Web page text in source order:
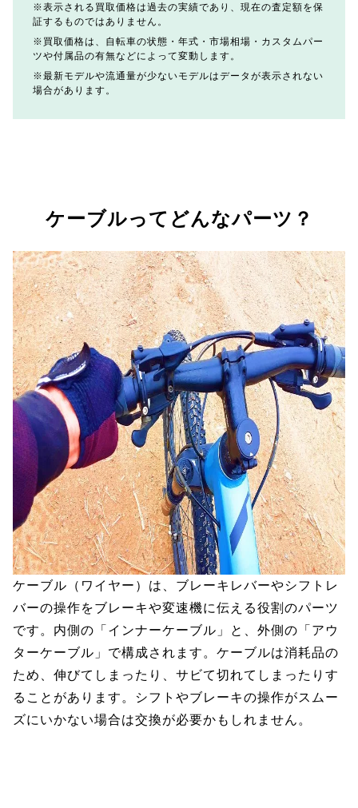
表示される買取価格は過去の実績であり、現在の査定額を保
証するものではありません。
買取価格は、自転車の状態・年式・市場相場・カスタムパー
ツや付属品の有無などによって変動します。
最新モデルや流通量が少ないモデルはデータが表示されない
場合があります。
ケーブルってどんなパーツ？
ケーブル（ワイヤー）は、ブレーキレバーやシフトレ
バーの操作をブレーキや変速機に伝える役割のパーツ
です。内側の「インナーケーブル」と、外側の「アウ
ターケーブル」で構成されます。ケーブルは消耗品の
ため、伸びてしまったり、サビて切れてしまったりす
ることがあります。シフトやブレーキの操作がスムー
ズにいかない場合は交換が必要かもしれません。